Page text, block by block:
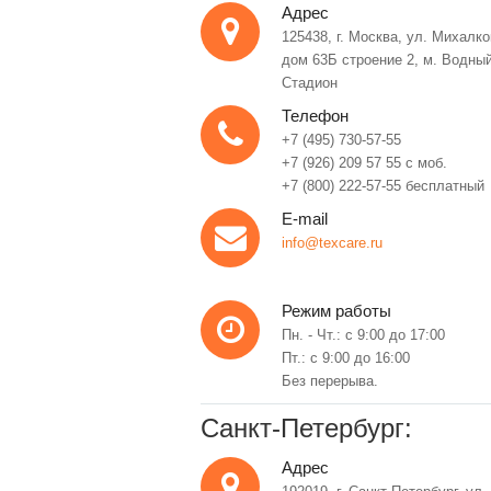
Адрес
125438, г. Москва, ул.
дом 63Б строение 2, м.
Стадион
Телефон
+7 (495) 730-57-55
+7 (926) 209 57 55 с моб.
+7 (800) 222-57-55 бесплатный
E-mail
info@texcare.ru
Режим работы
Пн. - Чт.: с 9:00 до 17:00
Пт.: с 9:00 до 16:00
Без перерыва.
Санкт-Петербург:
Адрес